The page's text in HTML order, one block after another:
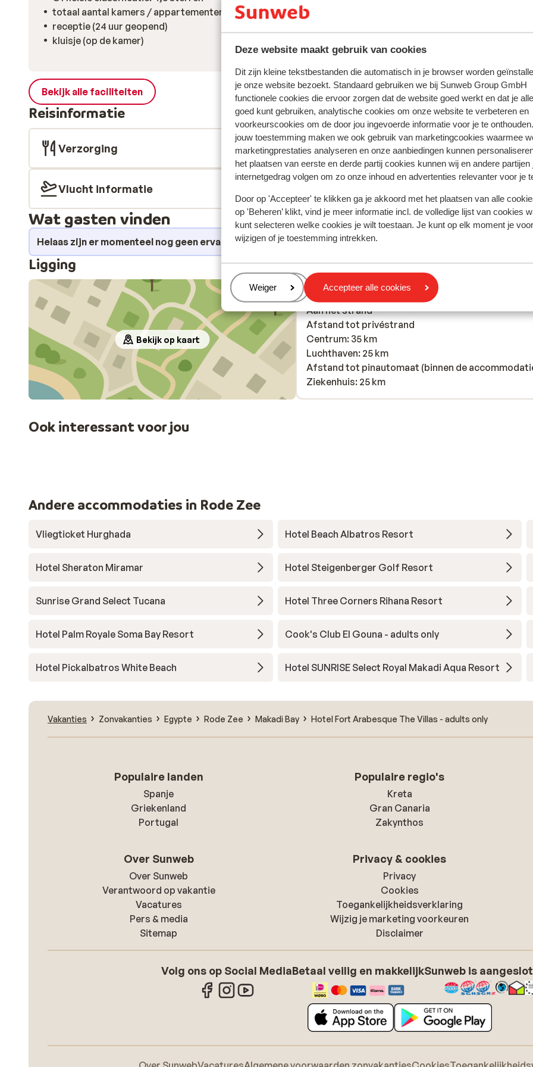
Deze website maakt gebruik van cookies
Dit zijn kleine tekstbestanden die automatisch in je browser worden
je onze website bezoekt. Standaard gebruiken we bij Sunweb Group GmbH
functionele cookies die ervoor zorgen dat de website goed werkt en dat je
goed kunt gebruiken, analytische cookies om onze website te verbeteren en
voorkeurscookies om de door jou ingevoerde informatie voor je te
jouw toestemming maken we ook gebruik van marketingcookies waarmee
marketingprestaties analyseren en onze aanbiedingen kunnen
het plaatsen van eerste en derde partij cookies kunnen wij en andere partijen
internetgedrag volgen om zo onze inhoud en advertenties relevanter voor je
Door op 'Accepteer' te klikken ga je akkoord met het plaatsen van alle
op 'Beheren’ klikt, vind je meer informatie incl. de volledige lijst van cookies
kunt selecteren welke cookies je wilt toestaan. Je kunt op elk moment je
wijzigen of je toestemming intrekken.
Beheren
Weiger Accepteer alle cookies
totaal aantal kamers / appartementen: 65
receptie (24 uur geopend)
kluisje (op de kamer)
artsenservice
Bekijk alle faciliteiten
Reisinformatie
Verzorging
Vlucht informatie
Wat gasten vinden
Helaas zijn er momenteel nog geen ervaringen voor deze accommodatie.
Ligging
Bekijk op kaart
In de buurt
Aan het strand
Afstand tot privéstrand
Centrum: 35 km
Luchthaven: 25 km
Afstand tot pinautomaat (binnen de
Ziekenhuis: 25 km
Ook interessant voor jou
Andere accommodaties in Rode Zee
Vliegticket Hurghada Hotel Beach Albatros Resort
Hotel Sheraton Miramar Hotel Steigenberger Golf Resort
Sunrise Grand Select Tucana Hotel Three Corners Rihana Resort
Hotel Palm Royale Soma Bay Resort Cook's Club El Gouna - adults only
Hotel Pickalbatros White Beach Hotel SUNRISE Select Royal Makadi Aqua Resort
Vakanties Zonvakanties Egypte Rode Zee Makadi Bay Hotel Fort Arabesque The Villas - adults only
Populaire landen
Spanje
Griekenland
Portugal
Populaire regio's
Kreta
Gran Canaria
Zakynthos
Over Sunweb
Over Sunweb
Verantwoord op vakantie
Vacatures
Pers & media
Sitemap
Privacy & cookies
Privacy
Cookies
Toegankelijkheidsverklaring
Wijzig je marketing voorkeuren
Disclaimer
Volg ons op Social MediaBetaal veilig en makkelijkSunweb is